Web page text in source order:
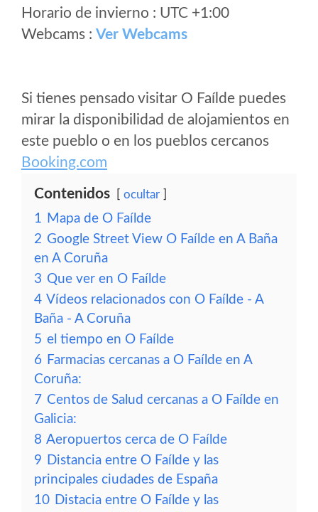
Horario de invierno : UTC +1:00
Webcams : Ver Webcams
Si tienes pensado visitar O Faílde puedes
mirar la disponibilidad de alojamientos en
este pueblo o en los pueblos cercanos
Booking.com
Contenidos ocultar
1 Mapa de O Faílde
2 Google Street View O Faílde en A Baña
en A Coruña
3 Que ver en O Faílde
4 Vídeos relacionados con O Faílde - A
Baña - A Coruña
5 el tiempo en O Faílde
6 Farmacias cercanas a O Faílde en A
Coruña:
7 Centos de Salud cercanas a O Faílde en
Galicia:
8 Aeropuertos cerca de O Faílde
9 Distancia entre O Faílde y las
principales ciudades de España
10 Distacia entre O Faílde y las